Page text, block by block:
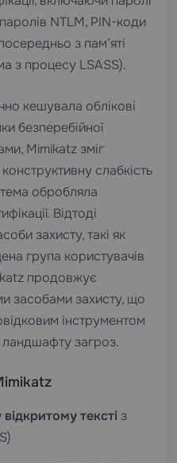
NTLM, PIN-коди
з пам’яті
з процесу LSASS).
кешувала облікові
безперебійної
Mimikatz зміг
слабкість
обробляла
Відтоді
захисту, такі як
група користувачів
продовжує
засобами захисту, що
інструментом
загроз.
тексті з